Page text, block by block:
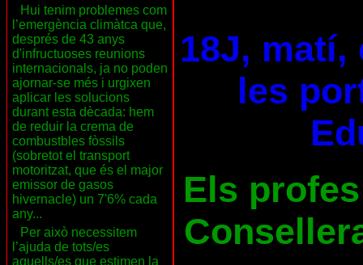
Hui tenim problemes com
l’emergència climàtca que,
després de 43 anys
d'infructuoses reunions
internacionals, ja no poden
ajornar-se més i urgixen
aplicar les solucions
durant esta dècada: hem
de reduir la crema de
combustbles fòssils
(sobretot el transport
motoritzat, que és el major
emissor de gasos
hivernacle) un 7'6% cada
any...
Per això necessitem
l’ajuda de tots/es
aquells/es que estimen la
18J, matí,
les
Els